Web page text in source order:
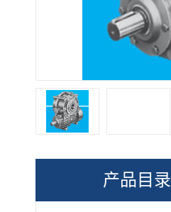
产品目录